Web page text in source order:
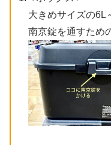
大きめサイズの6L
南京錠を通すため